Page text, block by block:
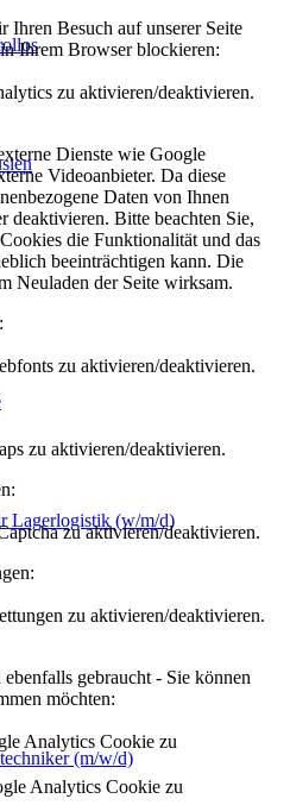
Lagerlogistik (w/m/d)
(m/w/d)
Ihren Besuch auf unserer Seite
Ihrem Browser blockieren:
zu aktivieren/deaktivieren.
Dienste wie Google
Videoanbieter. Da diese
Daten von Ihnen
deaktivieren. Bitte beachten Sie,
die Funktionalität und das
beeinträchtigen kann. Die
Neuladen der Seite wirksam.
zu aktivieren/deaktivieren.
zu aktivieren/deaktivieren.
zu aktivieren/deaktivieren.
zu aktivieren/deaktivieren.
gebraucht - Sie können
möchten:
Analytics Cookie zu
Analytics Cookie zu